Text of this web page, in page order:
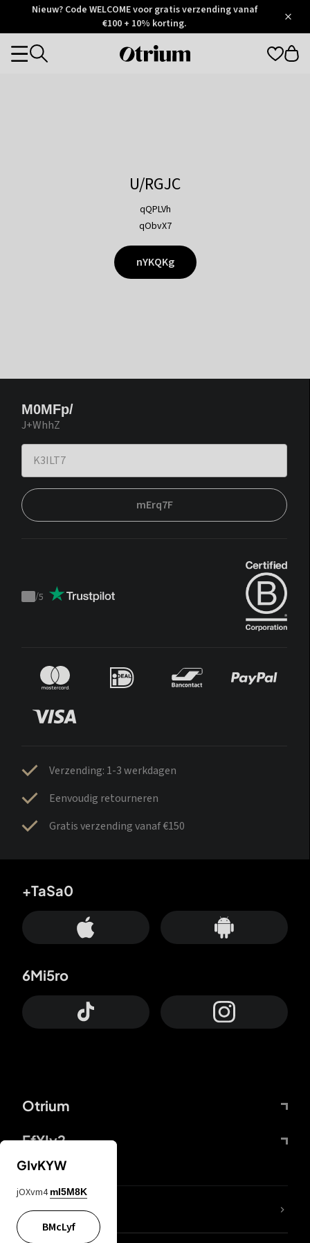
Otrium
Trustpilot
Nieuw? Code WELCOME voor gratis verzending vanaf
€100 + 10% korting.
Otrium
Categories
U/RGJC
qQPLVh
qObvX7
nYKQKg
M0MFp/
J+WhhZ
mErq7F
Trustpilot
/5
Verzending: 1-3 werkdagen
Eenvoudig retourneren
Gratis verzending vanaf €150
Otrium
FfYIy2
+TaSa0
6Mi5ro
KIjvtr
GIvKYW
jOXvm4 mI5M8K
BMcLyf